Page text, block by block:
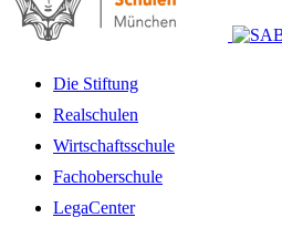
Die Stiftung
Realschulen
Wirtschaftsschule
Fachoberschule
LegaCenter